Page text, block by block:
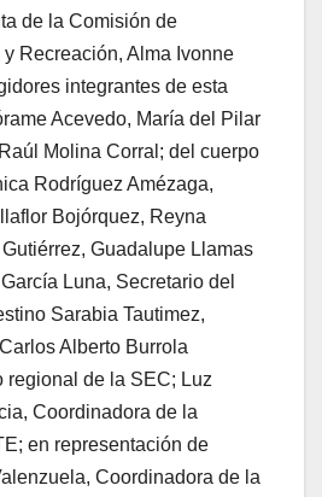
de la Comisión de
Recreación, Alma Ivonne
integrantes de esta
Acevedo, María del Pilar
Molina Corral; del cuerpo
Rodríguez Amézaga,
Bojórquez, Reyna
Guadalupe Llamas
Luna, Secretario del
Sarabia Tautimez,
Alberto Burrola
regional de la SEC; Luz
Coordinadora de la
en representación de
Coordinadora de la